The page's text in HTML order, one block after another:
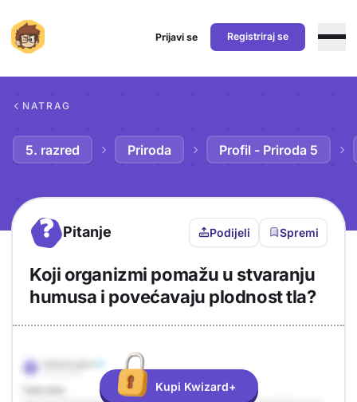
Prijavi se Registriraj se
NATRAG
5. razred Priroda Profil - Priroda 5
? Pitanje Podijeli Spremi
Koji organizmi pomažu u stvaranju
humusa i povećavaju plodnost tla?
Odgovor
Objašnjenje
Kupi Kwizard+